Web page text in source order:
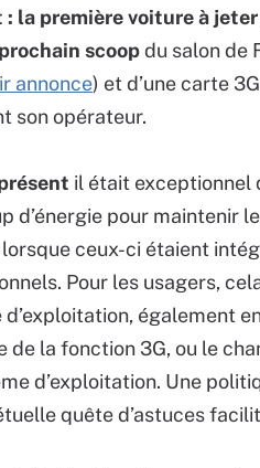
: la première voiture à
scoopdu salon de
annonce) et d’une carte
son opérateur.
il était exceptionnel
d’énergie pour maintenir
ceux-ci étaient
Pour les usagers,
également
de la fonction 3G, ou le
d’exploitation. Une
quête d’astuces